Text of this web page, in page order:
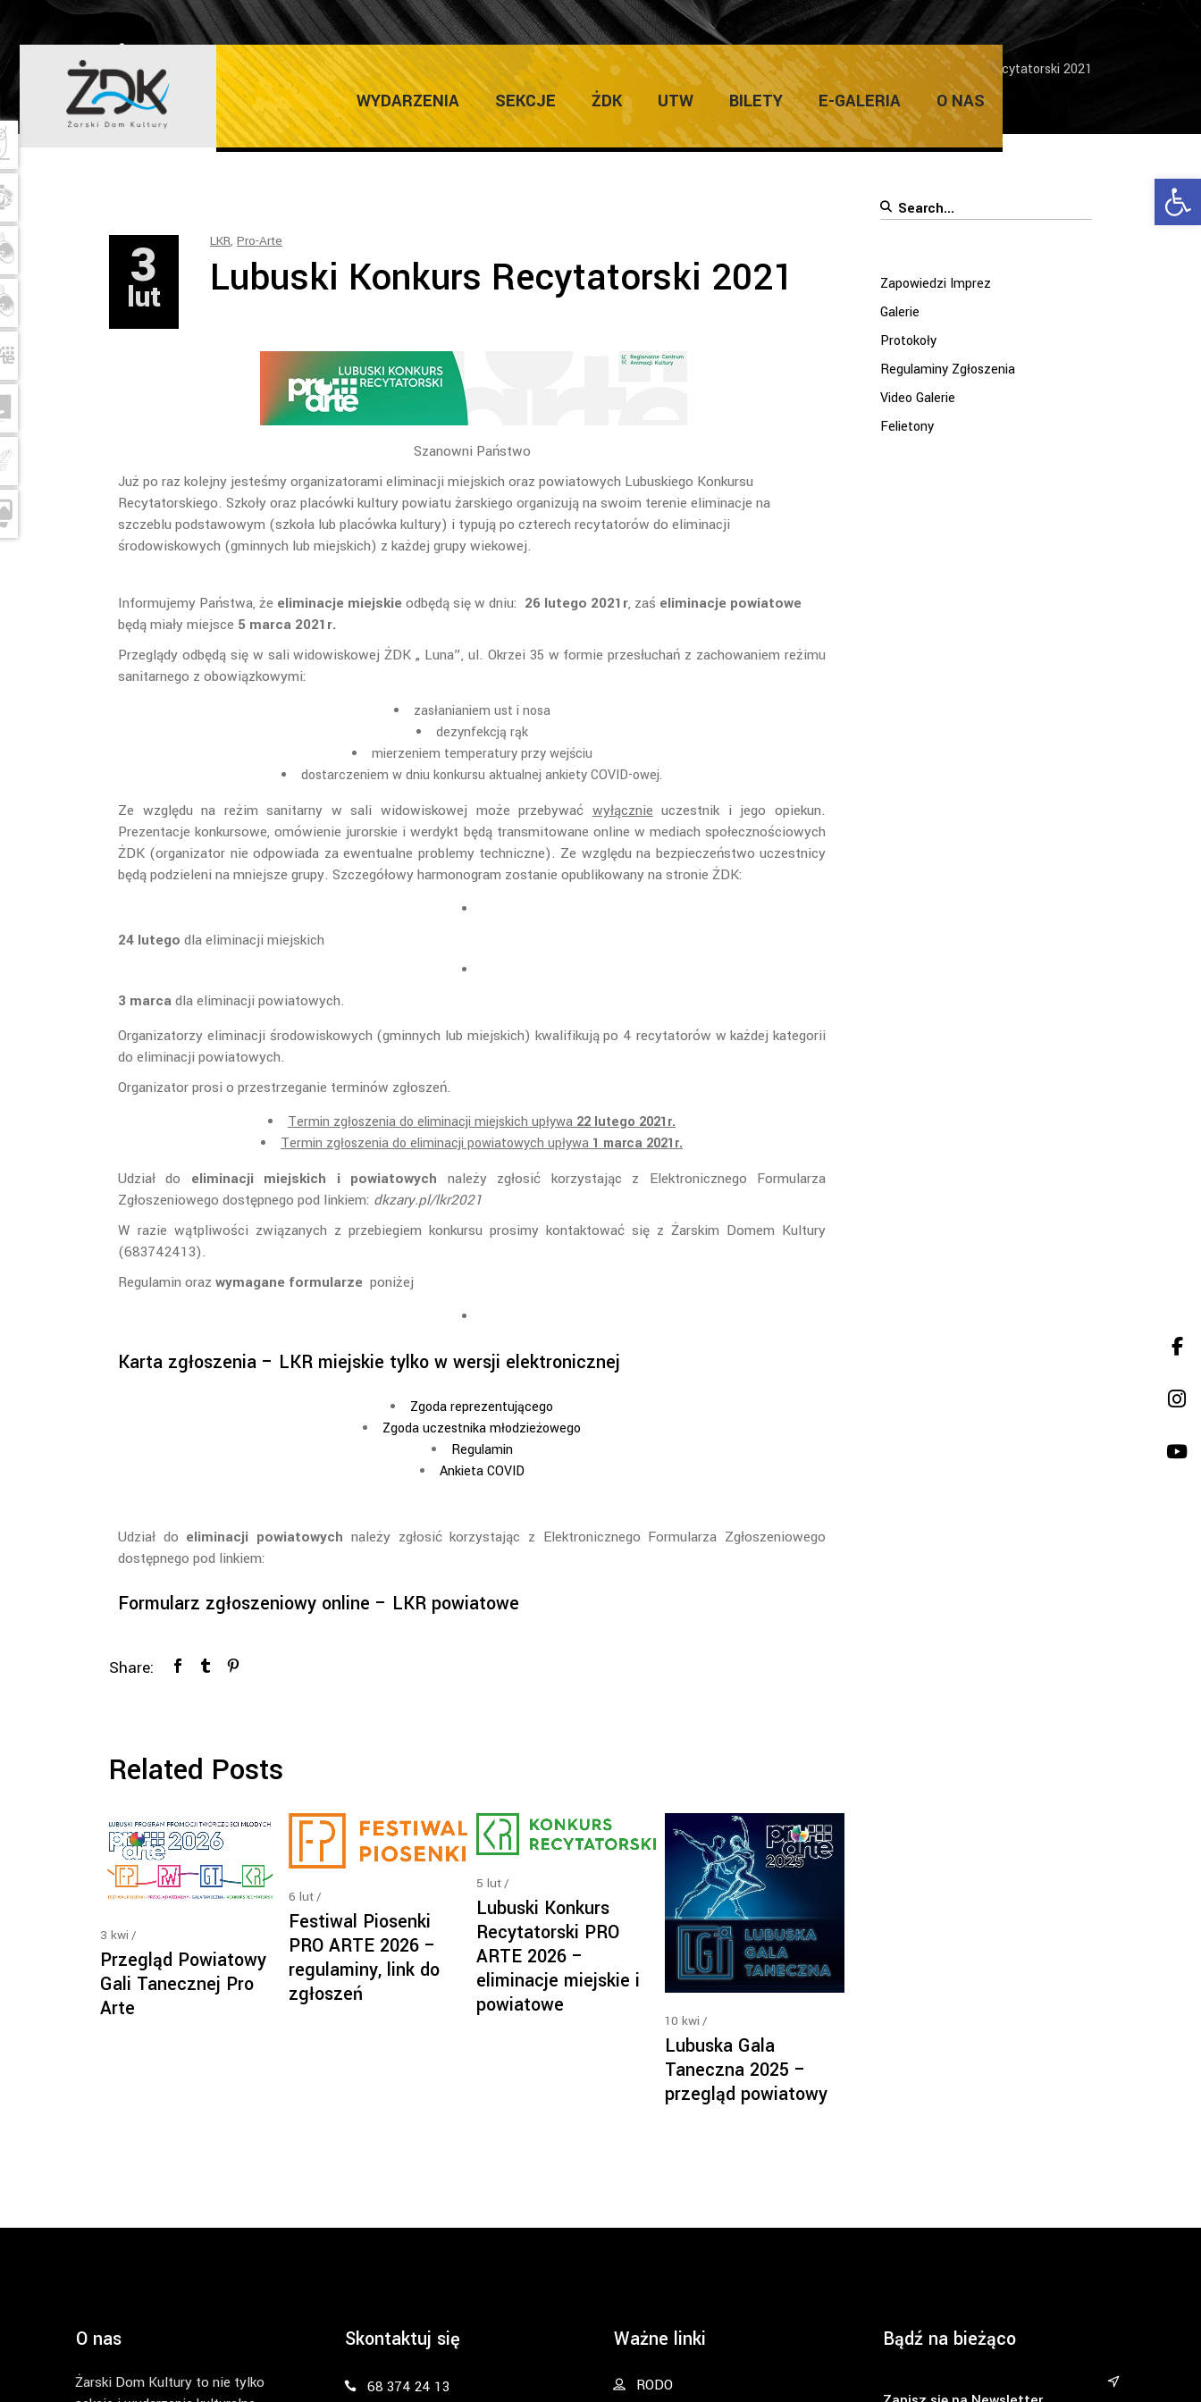
WYDARZENIA SEKCJE ŻDK UTW BILETY E-GALERIA O NAS
ŻARSKI DOM KULTURY Home /LKR/Lubuski Konkurs Recytatorski 2021
3
lut
LKR, Pro-Arte
Lubuski Konkurs Recytatorski 2021
Szanowni Państwo
Już po raz kolejny jesteśmy organizatorami eliminacji miejskich oraz powiatowych Lubuskiego Konkursu
Recytatorskiego. Szkoły oraz placówki kultury powiatu żarskiego organizują na swoim terenie eliminacje na
szczeblu podstawowym (szkoła lub placówka kultury) i typują po czterech recytatorów do eliminacji
środowiskowych (gminnych lub miejskich) z każdej grupy wiekowej.
Informujemy Państwa, że eliminacje miejskie odbędą się w dniu: 26 lutego 2021r, zaś eliminacje powiatowe
będą miały miejsce 5 marca 2021r.
Przeglądy odbędą się w sali widowiskowej ŻDK „ Luna”, ul. Okrzei 35 w formie przesłuchań z zachowaniem reżimu
sanitarnego z obowiązkowymi:
zasłanianiem ust i nosa
dezynfekcją rąk
mierzeniem temperatury przy wejściu
dostarczeniem w dniu konkursu aktualnej ankiety COVID-owej.
Ze względu na reżim sanitarny w sali widowiskowej może przebywać wyłącznie uczestnik i jego opiekun.
Prezentacje konkursowe, omówienie jurorskie i werdykt będą transmitowane online w mediach społecznościowych
ŻDK (organizator nie odpowiada za ewentualne problemy techniczne). Ze względu na bezpieczeństwo uczestnicy
będą podzieleni na mniejsze grupy. Szczegółowy harmonogram zostanie opublikowany na stronie ŻDK:
24 lutego dla eliminacji miejskich
3 marcadla eliminacji powiatowych.
Organizatorzy eliminacji środowiskowych (gminnych lub miejskich) kwalifikują po 4 recytatorów w każdej kategorii
do eliminacji powiatowych.
Organizator prosi o przestrzeganie terminów zgłoszeń.
Termin zgłoszenia do eliminacji miejskich upływa 22 lutego 2021r.
Termin zgłoszenia do eliminacji powiatowych upływa 1 marca 2021r.
Udział do eliminacji miejskich i powiatowych należy zgłosić korzystając z Elektronicznego Formularza
Zgłoszeniowego dostępnego pod linkiem: dkzary.pl/lkr2021
W razie wątpliwości związanych z przebiegiem konkursu prosimy kontaktować się z Żarskim Domem Kultury
(683742413).
Regulamin oraz wymagane formularze poniżej
Karta zgłoszenia – LKR miejskie tylko w wersji elektronicznej
Zgoda reprezentującego
Zgoda uczestnika młodzieżowego
Regulamin
Ankieta COVID
Udział do eliminacji powiatowych należy zgłosić korzystając z Elektronicznego Formularza Zgłoszeniowego
dostępnego pod linkiem:
Formularz zgłoszeniowy online – LKR powiatowe
Share:
Related Posts
3 kwi
Przegląd Powiatowy
Gali Tanecznej Pro
Arte
6 lut
Festiwal Piosenki
PRO ARTE 2026 –
regulaminy, link do
zgłoszeń
5 lut
Lubuski Konkurs
Recytatorski PRO
ARTE 2026 –
eliminacje miejskie i
powiatowe
10 kwi
Lubuska Gala
Taneczna 2025 –
przegląd powiatowy
Search
Zapowiedzi Imprez
Galerie
Protokoły
Regulaminy Zgłoszenia
Video Galerie
Felietony
O nas
Żarski Dom Kultury to nie tylko
Skontaktuj się
68 374 24 13
Ważne linki
RODO
Bądź na bieżąco
&